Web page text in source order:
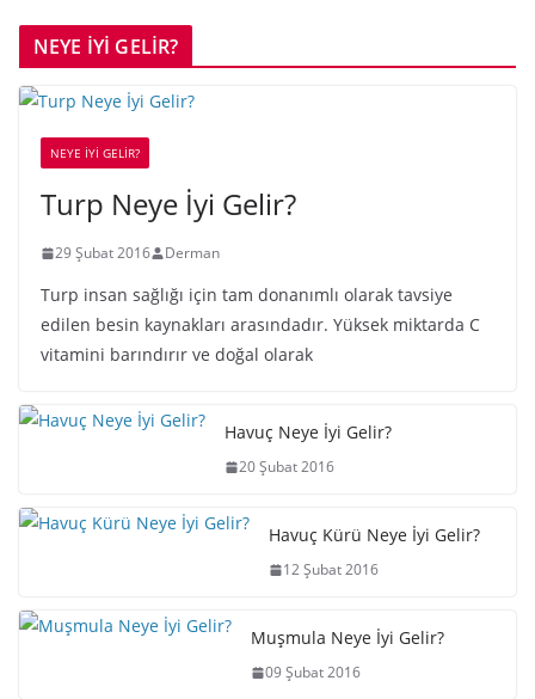
NEYE İYİ GELİR?
NEYE İYİ GELİR?
Turp Neye İyi Gelir?
29 Şubat 2016 Derman
Turp insan sağlığı için tam donanımlı olarak tavsiye
edilen besin kaynakları arasındadır. Yüksek miktarda C
vitamini barındırır ve doğal olarak
Havuç Neye İyi Gelir?
20 Şubat 2016
Havuç Kürü Neye İyi Gelir?
12 Şubat 2016
Muşmula Neye İyi Gelir?
09 Şubat 2016